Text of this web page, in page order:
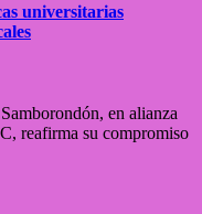
universitarias
en alianza
reafirma su compromiso